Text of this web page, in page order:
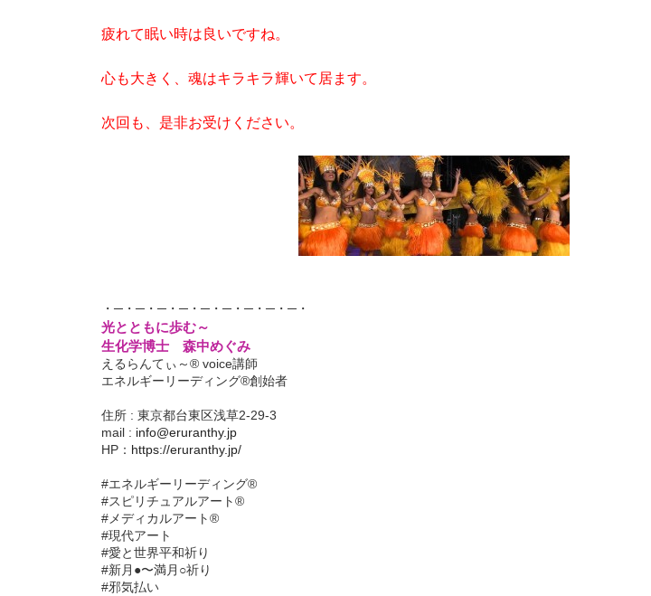
疲れて眠い時は良いですね。
心も大きく、魂はキラキラ輝いて居ます。
次回も、是非お受けください。
・─・─・─・─・─・─・─・─・─・
光とともに歩む～
生化学博士 森中めぐみ
えるらんてぃ～® voice講師
エネルギーリーディング®創始者
住所 : 東京都台東区浅草2-29-3
mail : info@eruranthy.jp
HP： https://eruranthy.jp/
#エネルギーリーディング®︎
#スピリチュアルアート®︎
#メディカルアート®︎
#現代アート
#愛と世界平和祈り
#新月●〜満月○祈り
#邪気払い